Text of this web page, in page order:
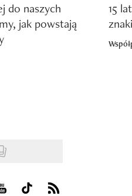
do naszych
jak powstają
15
us on Youtube
Visit us on Tiktok
Visit us on Rss